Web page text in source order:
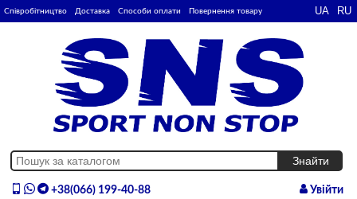
Співробітництво Доставка Способи оплати Повернення товару
+38(066) 199-40-88
Увійти